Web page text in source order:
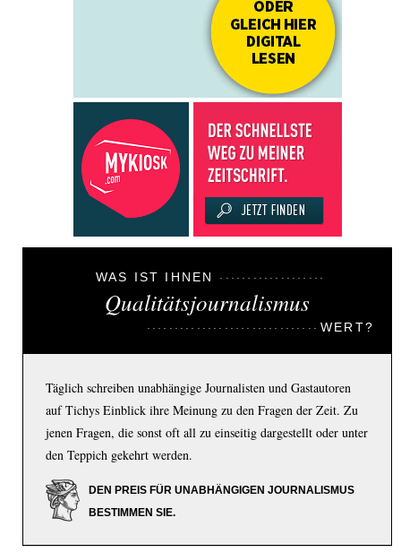
WAS IST IHNEN
Qualitätsjournalismus
WERT?
Täglich schreiben unabhängige Journalisten und Gastautoren
auf Tichys Einblick ihre Meinung zu den Fragen der Zeit. Zu
jenen Fragen, die sonst oft all zu einseitig dargestellt oder unter
den Teppich gekehrt werden.
DEN PREIS FÜR UNABHÄNGIGEN JOURNALISMUS
BESTIMMEN SIE.